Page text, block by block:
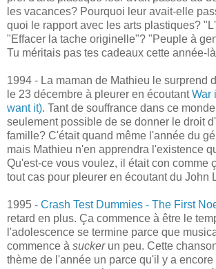
les vacances? Pourquoi leur avait-elle
quoi le rapport avec les arts plastiques?
"Effacer la tache originelle"? "Peuple à
Tu méritais pas tes cadeaux cette année-
1994 - La maman de Mathieu le surprend
le 23 décembre à pleurer en écoutantWar
want it). Tant de souffrance dans ce
seulement possible de se donner le droit
famille? C'était quand même l'année du
mais Mathieu n'en apprendra l'existence
Qu'est-ce vous voulez, il était con comme
tout cas pour pleurer en écoutant du John
1995 - Crash Test Dummies - The First
retard en plus. Ça commence à être le
l'adolescence se termine parce que
commence à suckerun peu. Cette
thème de l'année un parce qu'il y a encore